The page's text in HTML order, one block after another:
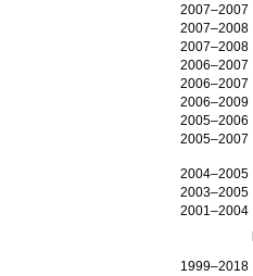
2007–2007
2007–2008
2007–2008
2006–2007
2006–2007
2006–2009
2005–2006
2005–2007
2004–2005
2003–2005
2001–2004
1999–2018